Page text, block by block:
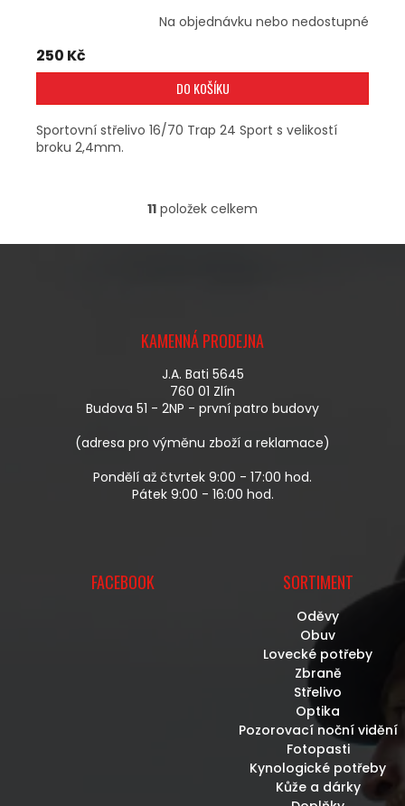
Na objednávku nebo nedostupné
250 Kč
DO KOŠÍKU
Sportovní střelivo 16/70 Trap 24 Sport s velikostí
broku 2,4mm.
O
L
Í
P
R
V
K
V
P
I
11 položek celkem
KAMENNÁ PRODEJNA
J.A. Bati 5645
760 01 Zlín
Budova 51 - 2NP - první patro budovy
(adresa pro výměnu zboží a reklamace)
Pondělí až čtvrtek 9:00 - 17:00 hod.
Pátek 9:00 - 16:00 hod.
FACEBOOK SORTIMENT
Oděvy
Obuv
Lovecké potřeby
Zbraně
Střelivo
Optika
Pozorovací noční vidění
Fotopasti
Kynologické potřeby
Kůže a dárky